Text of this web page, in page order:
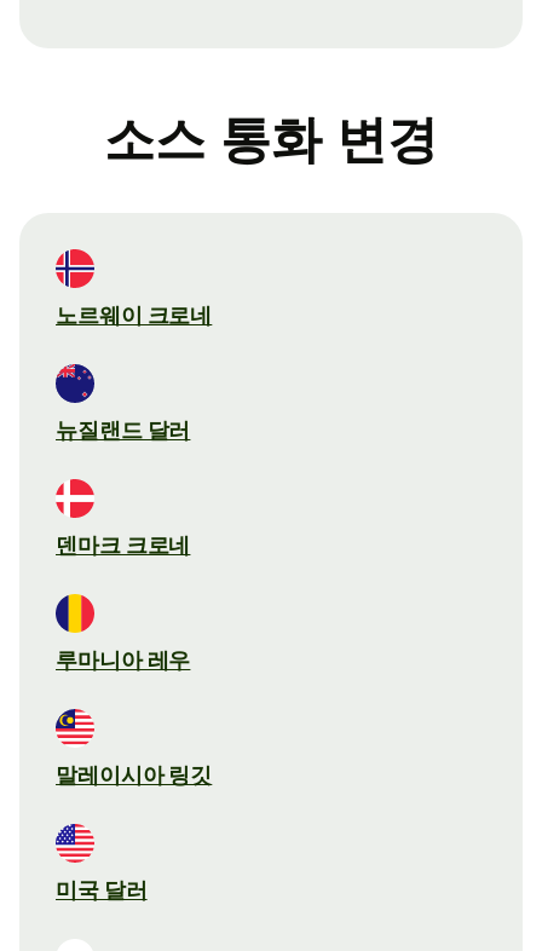
소스 통화 변경
노르웨이 크로네
뉴질랜드 달러
덴마크 크로네
루마니아 레우
말레이시아 링깃
미국 달러